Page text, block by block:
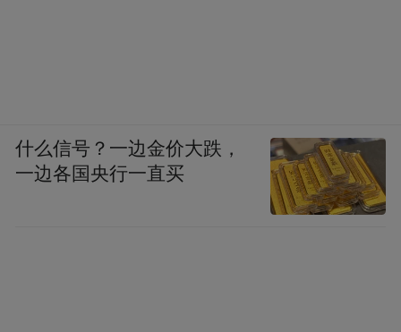
什么信号？一边金价大跌，
一边各国央行一直买